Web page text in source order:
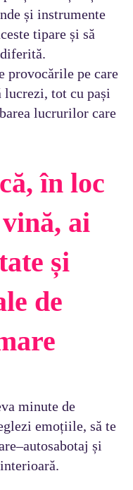
și instrumente
tipare și să
provocările pe care
tot cu pași
lucrurilor care
în loc
ai
și
de
minute de
emoțiile, să te
și